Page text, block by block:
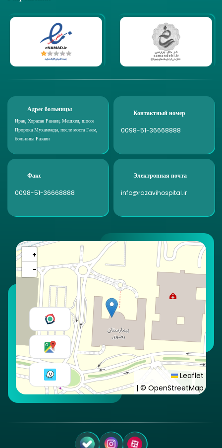
Адрес больницы
Иран, Хорасан Разави, Мешхед, шоссе
Пророка Мухаммеда, после моста Гаем,
больница Разави
Контактный номер
0098-51-36668888
Факс
0098-51-36668888
Электронная почта
info@razavihospital.ir
+
−
Leaflet
| © OpenStreetMap